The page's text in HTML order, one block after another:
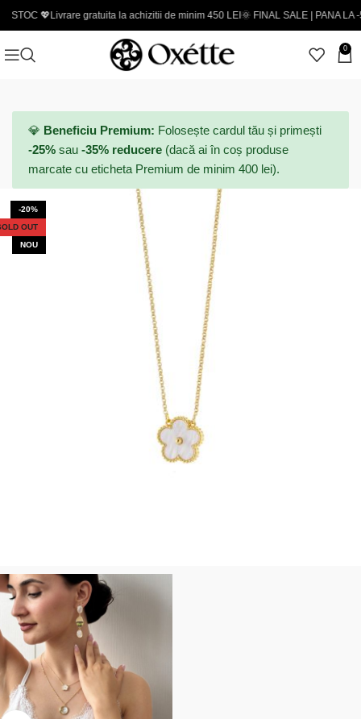
Livrare gratuita la achizitii de minim 450 LEI🌞 FINAL SALE | PANA LA -50% -
0
💎 Beneficiu Premium: Folosește cardul tău și primești
-25% sau -35% reducere (dacă ai în coș produse
marcate cu eticheta Premium de minim 400 lei).
-20%
OUT
NOU